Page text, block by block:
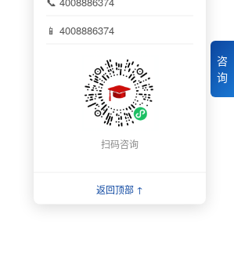
咨
询
📱 4008886374
扫码咨询
返回顶部 ↑